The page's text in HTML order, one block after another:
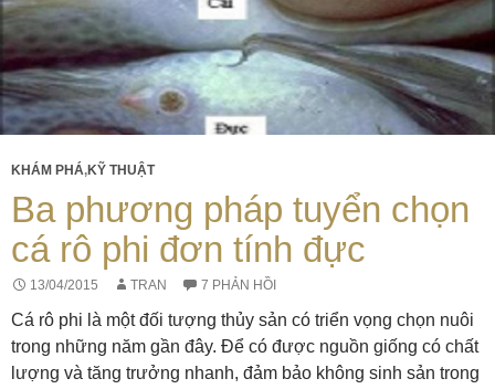
KHÁM PHÁ,KỸ THUẬT
Ba phương pháp tuyển chọn
cá rô phi đơn tính đực
13/04/2015 TRAN 7 PHẢN HỒI
Cá rô phi là một đối tượng thủy sản có triển vọng chọn nuôi
trong những năm gần đây. Để có được nguồn giống có chất
lượng và tăng trưởng nhanh, đảm bảo không sinh sản trong